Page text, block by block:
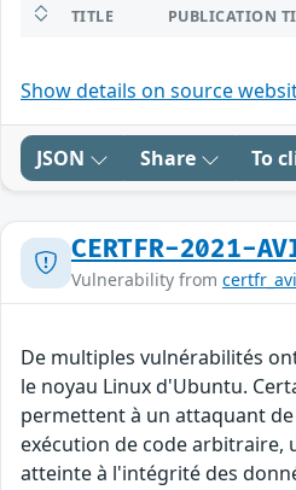
TITLE PUBLICATION
Show details on source
JSON Share To
CERTFR-2021-
Vulnerability from
De multiples vulnérabilités
le noyau Linux d'Ubuntu.
permettent à un attaquant
exécution de code arbitraire,
atteinte à l'intégrité des